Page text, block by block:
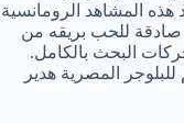
المشاهد الرومانسية
صادقة للحب بريقه من
البحث بالكامل.
المصرية هدير